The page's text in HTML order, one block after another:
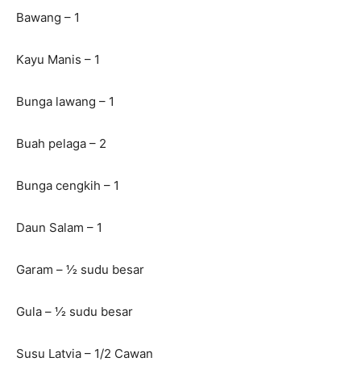
Bawang – 1
Kayu Manis – 1
Bunga lawang – 1
Buah pelaga – 2
Bunga cengkih – 1
Daun Salam – 1
Garam – 1⁄2 sudu besar
Gula – 1⁄2 sudu besar
Susu Latvia – 1/2 Cawan